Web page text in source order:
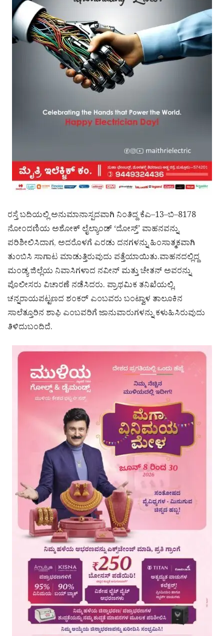
ರಸ್ತೆ ಬದಿಯಲ್ಲಿ ಅನುಮಾನಾಸ್ಪದವಾಗಿ ನಿಂತಿದ್ದ ಕೆಎ–13–ಬಿ–8178
ನೋಂದಣಿಯ ಅಶೋಕ್ ಲೈಲ್ಯಾಂಡ್ ‘ದೋಸ್ತ್’ ವಾಹನವನ್ನು
ಪರಿಶೀಲಿಸಿದಾಗ, ಅದರೊಳಗೆ ಎರಡು ದನಗಳನ್ನು ಹಿಂಸಾತ್ಮಕವಾಗಿ
ತುಂಬಿಸಿ ಸಾಗಾಟ ಮಾಡುತ್ತಿರುವುದು ಪತ್ತೆಯಾಯಿತು.ವಾಹನದಲ್ಲಿದ್ದ
ಮಂಡ್ಯ ಜಿಲ್ಲೆಯ ನಿವಾಸಿಗಳಾದ ನವೀನ್ ಮತ್ತು ಚೇತನ್ ಅವರನ್ನು
ಪೊಲೀಸರು ವಿಚಾರಣೆ ನಡೆಸಿದರು. ಪ್ರಾಥಮಿಕ ತನಿಖೆಯಲ್ಲಿ,
ಚನ್ನರಾಯಪಟ್ಟಣದ ಶಂಕರ್ ಎಂಬವರು ಬಂಟ್ವಾಳ ತಾಲೂಕಿನ
ಸಾಲೆತ್ತೂರಿನ ಶಾಫಿ ಎಂಬವರಿಗೆ ಜಾನುವಾರುಗಳನ್ನು ಕಳುಹಿಸಿರುವುದು
ತಿಳಿದುಬಂದಿದೆ.